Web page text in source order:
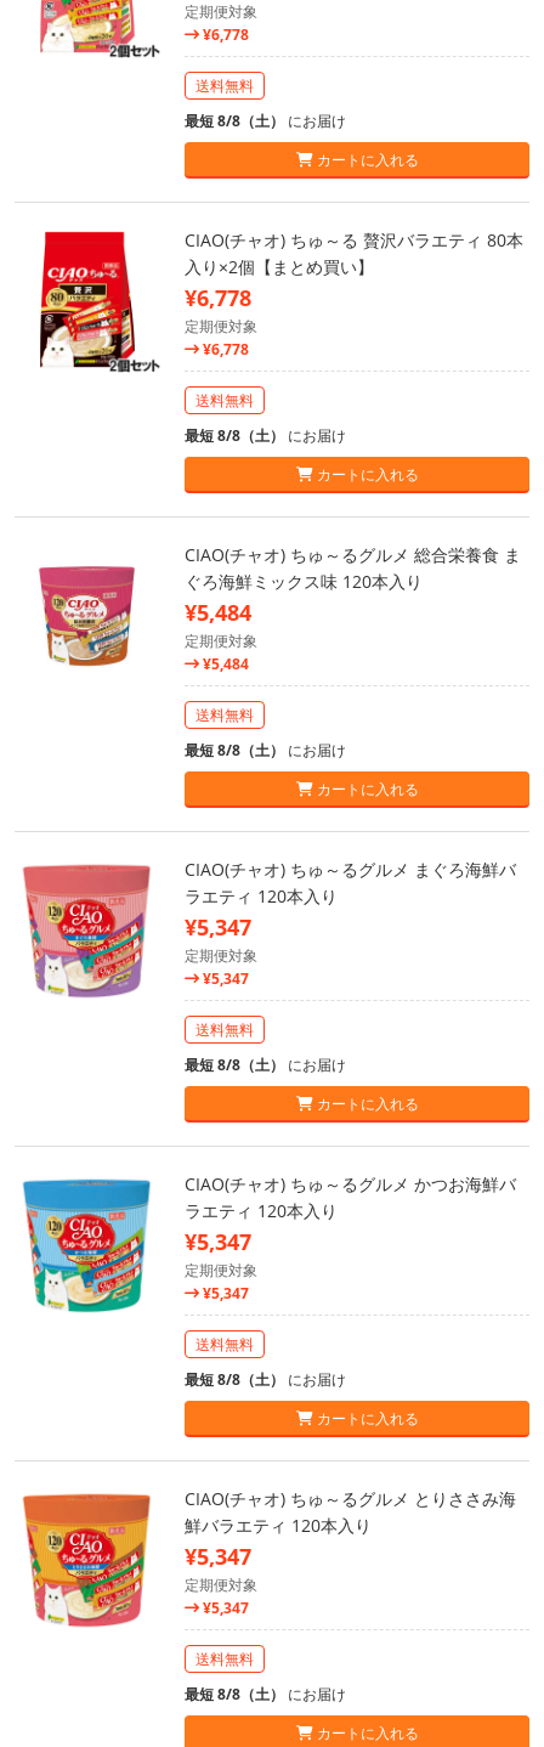
定期便対象
¥6,778
送料無料
最短 8/8（土） にお届け
カートに入れる
CIAO(チャオ) ちゅ～る 贅沢バラエティ 80本
入り×2個【まとめ買い】
¥6,778
定期便対象
¥6,778
送料無料
最短 8/8（土） にお届け
カートに入れる
CIAO(チャオ) ちゅ～るグルメ 総合栄養食 ま
ぐろ海鮮ミックス味 120本入り
¥5,484
定期便対象
¥5,484
送料無料
最短 8/8（土） にお届け
カートに入れる
CIAO(チャオ) ちゅ～るグルメ まぐろ海鮮バ
ラエティ 120本入り
¥5,347
定期便対象
¥5,347
送料無料
最短 8/8（土） にお届け
カートに入れる
CIAO(チャオ) ちゅ～るグルメ かつお海鮮バ
ラエティ 120本入り
¥5,347
定期便対象
¥5,347
送料無料
最短 8/8（土） にお届け
カートに入れる
CIAO(チャオ) ちゅ～るグルメ とりささみ海
鮮バラエティ 120本入り
¥5,347
定期便対象
¥5,347
送料無料
最短 8/8（土） にお届け
カートに入れる